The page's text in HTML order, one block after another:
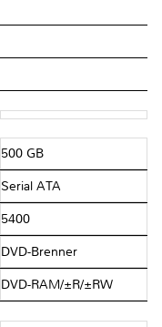
500 GB
Serial ATA
5400
DVD-Brenner
DVD-RAM/±R/±RW